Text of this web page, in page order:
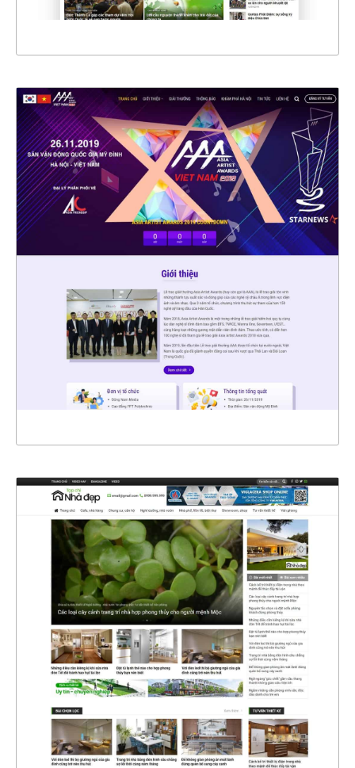
XEM THỰC TẾ
4559
CHI TIẾT
XEM THỰC TẾ
4568
CHI TIẾT